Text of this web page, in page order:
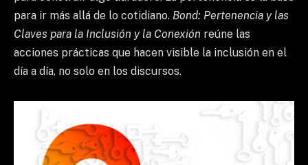
para ir más allá de lo cotidiano. Bond: Pertenencia y las
Claves para la Inclusión y la Conexión reúne las
acciones prácticas que hacen visible la inclusión en el
día a día, no solo en los discursos.